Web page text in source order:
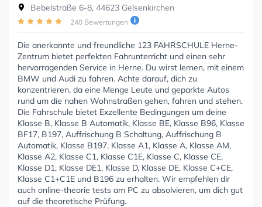
Bebelstraße 6-8, 44623 Gelsenkirchen
240 Bewertungen
Die anerkannte und freundliche 123 FAHRSCHULE Herne-
Zentrum bietet perfekten Fahrunterricht und einen sehr
hervorragenden Service in Herne. Du wirst lernen, mit einem
BMW und Audi zu fahren. Achte darauf, dich zu
konzentrieren, da eine Menge Leute und geparkte Autos
rund um die nahen Wohnstraßen gehen, fahren und stehen.
Die Fahrschule bietet Exzellente Bedingungen um deine
Klasse B, Klasse B Automatik, Klasse BE, Klasse B96, Klasse
BF17, B197, Auffrischung B Schaltung, Auffrischung B
Automatik, Klasse B197, Klasse A1, Klasse A, Klasse AM,
Klasse A2, Klasse C1, Klasse C1E, Klasse C, Klasse CE,
Klasse D1, Klasse DE1, Klasse D, Klasse DE, Klasse C+CE,
Klasse C1+C1E und B196 zu erhalten. Wir empfehlen dir
auch online-theorie tests am PC zu absolvieren, um dich gut
auf die theoretische Prüfung.